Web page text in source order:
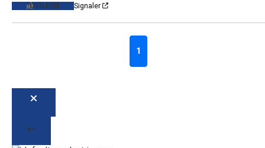
UTILE(0) Signaler
1